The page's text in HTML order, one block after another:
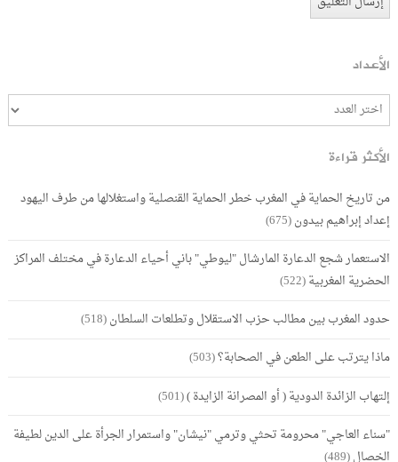
الأعداد
الأكثر قراءة
من تاريخ الحماية في المغرب خطر الحماية القنصلية واستغلالها من طرف اليهود
إعداد إبراهيم بيدون(675)
الاستعمار شجع الدعارة المارشال "ليوطي" باني أحياء الدعارة في مختلف المراكز
الحضرية المغربية(522)
حدود المغرب بين مطالب حزب الاستقلال وتطلعات السلطان(518)
ماذا يترتب على الطعن في الصحابة؟(503)
إلتهاب الزائدة الدودية ( أو المصرانة الزايدة )(501)
"سناء العاجي" محرومة تحثي وترمي "نيشان" واستمرار الجرأة على الدين لطيفة
الخصال(489)